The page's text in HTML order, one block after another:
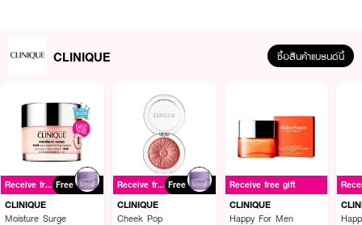
● เหมาะสำหรับผิวแห้งและผิวผสม
● Vitamin E ปกป้องผิวจากมลภาวะ
● Cucumber Extract ปลอบประโลมผิว
● Panthenol ลดรอยแดง
How To Use :
CLINIQUE ซื้อสินค้าแบรนด์นี้
Receive free gift Free
CLINIQUE
Moisture Surge
Receive free gift Free
CLINIQUE
Cheek Pop
Receive free gift
CLINIQUE
Happy For Men